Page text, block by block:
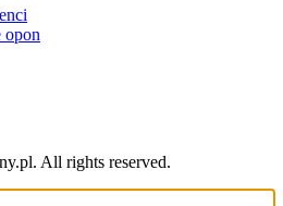
opon
All rights reserved.